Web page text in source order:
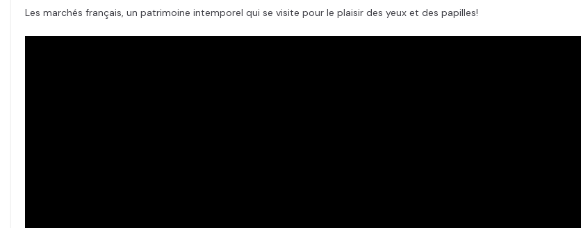
Les marchés français, un patrimoine intemporel qui se visite pour le plaisir des yeux et des papilles!